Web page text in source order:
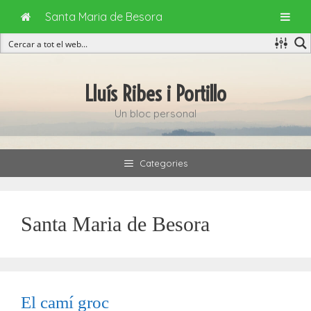
Lluís Ribes i Portillo
Un bloc personal
Categories
Santa Maria de Besora
El camí groc
Santa Maria de Besora